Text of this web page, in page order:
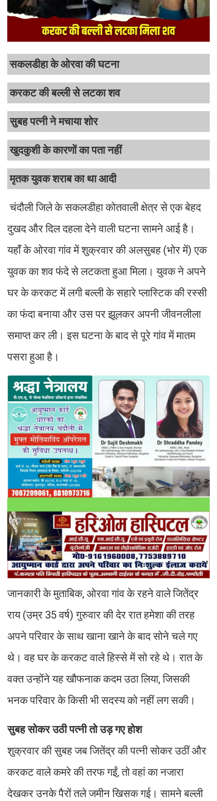
सकलडीहा के ओरवा की घटना
करकट की बल्ली से लटका शव
सुबह पत्नी ने मचाया शोर
खुदकुशी के कारणों का पता नहीं
मृतक युवक शराब का था आदी
चंदौली जिले के सकलडीहा कोतवाली क्षेत्र से एक बेहद
दुखद और दिल दहला देने वाली घटना सामने आई है।
यहाँ के ओरवा गांव में शुक्रवार की अलसुबह (भोर में) एक
युवक का शव फंदे से लटकता हुआ मिला। युवक ने अपने
घर के करकट में लगी बल्ली के सहारे प्लास्टिक की रस्सी
का फंदा बनाया और उस पर झूलकर अपनी जीवनलीला
समाप्त कर ली। इस घटना के बाद से पूरे गांव में मातम
पसरा हुआ है।
जानकारी के मुताबिक, ओरवा गांव के रहने वाले जितेंद्र
राय (उम्र 35 वर्ष) गुरुवार की देर रात हमेशा की तरह
अपने परिवार के साथ खाना खाने के बाद सोने चले गए
थे। वह घर के करकट वाले हिस्से में सो रहे थे। रात के
वक्त उन्होंने यह खौफनाक कदम उठा लिया, जिसकी
भनक परिवार के किसी भी सदस्य को नहीं लग सकी।
सुबह सोकर उठी पत्नी तो उड़ गए होश
शुक्रवार की सुबह जब जितेंद्र की पत्नी सोकर उठीं और
करकट वाले कमरे की तरफ गईं, तो वहां का नजारा
देखकर उनके पैरों तले जमीन खिसक गई। सामने बल्ली